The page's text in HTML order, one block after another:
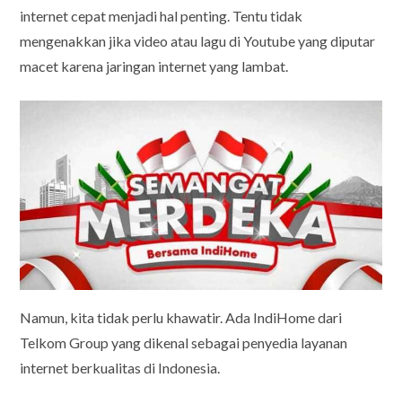
internet cepat menjadi hal penting. Tentu tidak
mengenakkan jika video atau lagu di Youtube yang diputar
macet karena jaringan internet yang lambat.
Namun, kita tidak perlu khawatir. Ada IndiHome dari
Telkom Group yang dikenal sebagai penyedia layanan
internet berkualitas di Indonesia.